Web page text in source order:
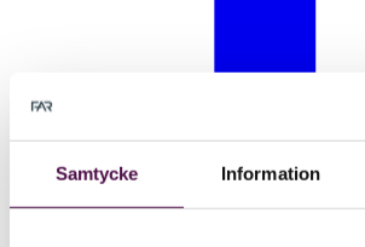
Samtycke Information